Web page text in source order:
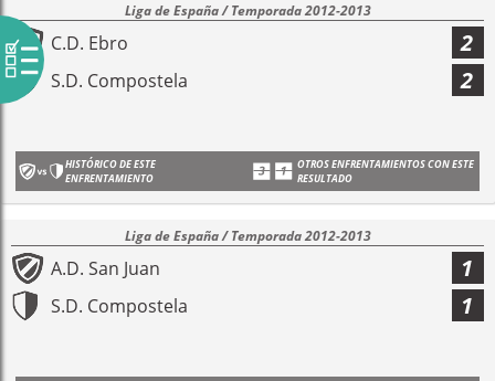
Liga de España / Temporada 2012-2013
C.D. Ebro 2
S.D. Compostela 2
HISTÓRICO DE ESTE
ENFRENTAMIENTO
OTROS ENFRENTAMIENTOS CON ESTE
RESULTADO
Liga de España / Temporada 2012-2013
A.D. San Juan 1
S.D. Compostela 1